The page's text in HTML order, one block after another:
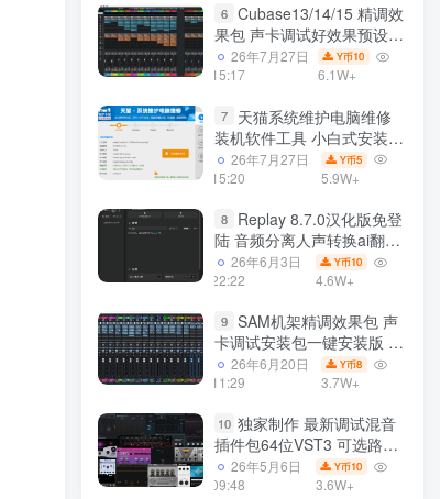
6 Cubase13/14/15 精调效
果包 声卡调试好效果预设工
程模板 带插件全套文件
26年7月27日
15:17
Y币10
6.1W+
7
天猫系统维护电脑维修
装机软件工具 小白式安装
完全一键安装系统 电脑系统
装机软件 一键重装系统
26年7月27日
15:20
Y币5
5.9W+
8
Replay 8.7.0汉化版免登
陆 音频分离人声转换ai翻唱
支持50系显卡 一键安装
WiN
26年6月3日
22:22
Y币10
4.6W+
9 SAM机架精调效果包 声
卡调试安装包一键安装版 带
插件包预设效果文件
26年6月20日
11:29
Y币8
3.7W+
10 独家制作 最新调试混音
插件包64位VST3 可选路径
一键安装550个效果器合集
v3.0 WiN 支持定制
26年5月6日
09:48
Y币10
3.6W+